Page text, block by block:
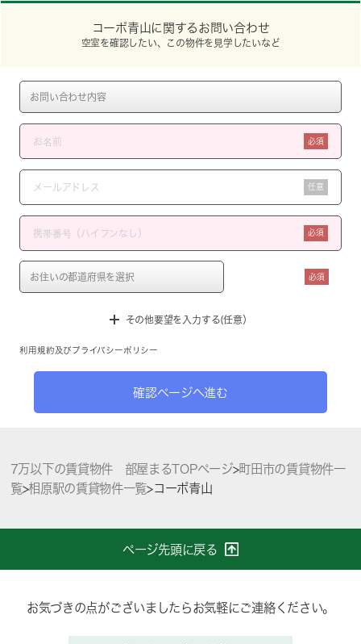
コーポ青山に関するお問い合わせ
空室を確認したい、この物件を見学したいなど
必須
任意
必須
必須
その他要望を入力する(任意）
利用規約 及び プライバシーポリシー
確認ページへ進む
7万以下の賃貸物件 部屋まるTOPページ>町田市の賃貸物件一
覧>相原駅の賃貸物件一覧>コーポ青山
ページ先頭に戻る
お気づきの点がございましたらお気軽にご連絡ください。